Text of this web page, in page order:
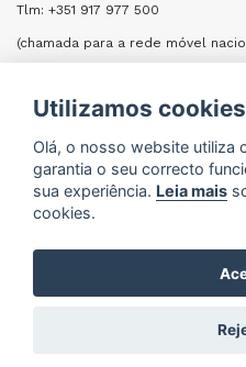
Tlm: +351 917 977 500
(chamada para a rede móvel
ENVIAR
Formifri | Especialistas
e Cozinhas
Utilizamos cookies
Olá, o nosso website utiliza
garantia o seu correcto
sua experiência. Leia mais
cookies.